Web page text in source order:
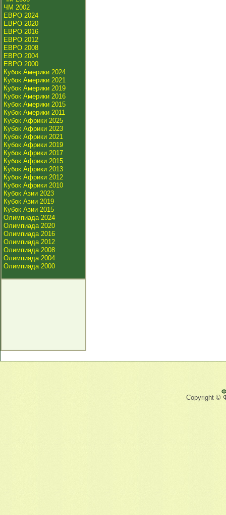
ЧМ 2002
ЕВРО 2024
ЕВРО 2020
ЕВРО 2016
ЕВРО 2012
ЕВРО 2008
ЕВРО 2004
ЕВРО 2000
Кубок Америки 2024
Кубок Америки 2021
Кубок Америки 2019
Кубок Америки 2016
Кубок Америки 2015
Кубок Америки 2011
Кубок Африки 2025
Кубок Африки 2023
Кубок Африки 2021
Кубок Африки 2019
Кубок Африки 2017
Кубок Африки 2015
Кубок Африки 2013
Кубок Африки 2012
Кубок Африки 2010
Кубок Азии 2023
Кубок Азии 2019
Кубок Азии 2015
Олимпиада 2024
Олимпиада 2020
Олимпиада 2016
Олимпиада 2012
Олимпиада 2008
Олимпиада 2004
Олимпиада 2000
Copyright ©